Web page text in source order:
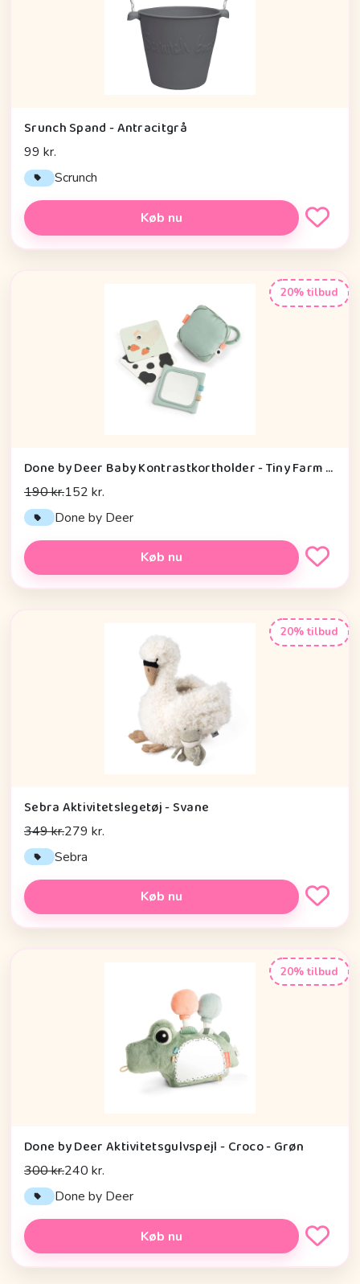
Srunch Spand - Antracitgrå
99 kr.
Scrunch
Køb nu
20% tilbud
Done by Deer Baby Kontrastkortholder - Tiny Farm - Grøn
190 kr.152 kr.
Done by Deer
Køb nu
20% tilbud
Sebra Aktivitetslegetøj - Svane
349 kr.279 kr.
Sebra
Køb nu
20% tilbud
Done by Deer Aktivitetsgulvspejl - Croco - Grøn
300 kr.240 kr.
Done by Deer
Køb nu